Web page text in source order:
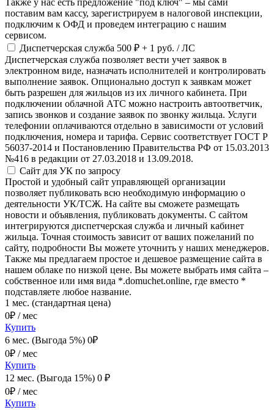
Также у нас есть предложение "под ключ" – мы сами
поставим вам кассу, зарегистрируем в налоговой инспекции,
подключим к ОФД и проведем интеграцию с нашим
сервисом.
Диспетчерская служба 500 ₽ + 1 руб. / ЛС
Диспетчерская служба позволяет вести учет заявок в
электронном виде, назначать исполнителей и контролировать
выполнение заявок. Опционально доступ к заявкам может
быть разрешен для жильцов из их личного кабинета. При
подключении облачной АТС можно настроить автоответчик,
запись звонков и создание заявок по звонку жильца. Услуги
телефонии оплачиваются отдельно в зависимости от условий
подключения, номера и тарифа. Сервис соответствует ГОСТ Р
56037-2014 и Постановлению Правительства РФ от 15.03.2013
№416 в редакции от 27.03.2018 и 13.09.2018.
Сайт для УК по запросу
Простой и удобный сайт управляющей организации
позволяет публиковать всю необходимую информацию о
деятельности УК/ТСЖ. На сайте вы сможете размещать
новости и объявления, публиковать документы. С сайтом
интегрируются диспетчерская служба и личный кабинет
жильца. Точная стоимость зависит от ваших пожеланий по
сайту, подробности Вы можете уточнить у наших менеджеров.
Также мы предлагаем простое и дешевое размещение сайта в
нашем облаке по низкой цене. Вы можете выбрать имя сайта –
собственное или имя вида *.domuchet.online, где вместо *
подставляете любое название.
1 мес. (стандартная цена)
0₽ / мес
Купить
6 мес. (Выгода 5%) 0₽
0₽ / мес
Купить
12 мес. (Выгода 15%) 0 ₽
0₽ / мес
Купить